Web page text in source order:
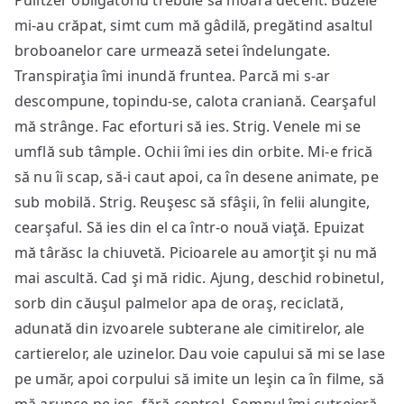
mi-au crăpat, simt cum mă gâdilă, pregătind asaltul
broboanelor care urmează setei îndelungate.
Transpiraţia îmi inundă fruntea. Parcă mi s-ar
descompune, topindu-se, calota craniană. Cearşaful
mă strânge. Fac eforturi să ies. Strig. Venele mi se
umflă sub tâmple. Ochii îmi ies din orbite. Mi-e frică
să nu îi scap, să-i caut apoi, ca în desene animate, pe
sub mobilă. Strig. Reuşesc să sfâşii, în felii alungite,
cearşaful. Să ies din el ca într-o nouă viaţă. Epuizat
mă târăsc la chiuvetă. Picioarele au amorţit şi nu mă
mai ascultă. Cad şi mă ridic. Ajung, deschid robinetul,
sorb din căuşul palmelor apa de oraş, reciclată,
adunată din izvoarele subterane ale cimitirelor, ale
cartierelor, ale uzinelor. Dau voie capului să mi se lase
pe umăr, apoi corpului să imite un leşin ca în filme, să